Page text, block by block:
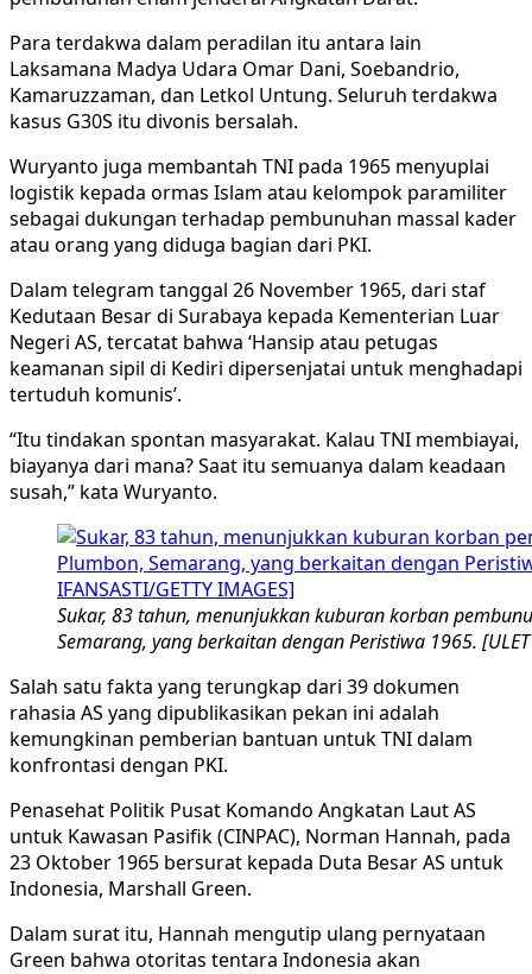
Para terdakwa dalam peradilan itu antara lain
Laksamana Madya Udara Omar Dani, Soebandrio,
Kamaruzzaman, dan Letkol Untung. Seluruh terdakwa
kasus G30S itu divonis bersalah.
Wuryanto juga membantah TNI pada 1965 menyuplai
logistik kepada ormas Islam atau kelompok paramiliter
sebagai dukungan terhadap pembunuhan massal kader
atau orang yang diduga bagian dari PKI.
Dalam telegram tanggal 26 November 1965, dari staf
Kedutaan Besar di Surabaya kepada Kementerian Luar
Negeri AS, tercatat bahwa ‘Hansip atau petugas
keamanan sipil di Kediri dipersenjatai untuk menghadapi
tertuduh komunis’.
“Itu tindakan spontan masyarakat. Kalau TNI membiayai,
biayanya dari mana? Saat itu semuanya dalam keadaan
susah,” kata Wuryanto.
Sukar, 83 tahun, menunjukkan kuburan korban
Semarang, yang berkaitan dengan Peristiwa 1965. [ULET
Salah satu fakta yang terungkap dari 39 dokumen
rahasia AS yang dipublikasikan pekan ini adalah
kemungkinan pemberian bantuan untuk TNI dalam
konfrontasi dengan PKI.
Penasehat Politik Pusat Komando Angkatan Laut AS
untuk Kawasan Pasifik (CINPAC), Norman Hannah, pada
23 Oktober 1965 bersurat kepada Duta Besar AS untuk
Indonesia, Marshall Green.
Dalam surat itu, Hannah mengutip ulang pernyataan
Green bahwa otoritas tentara Indonesia akan